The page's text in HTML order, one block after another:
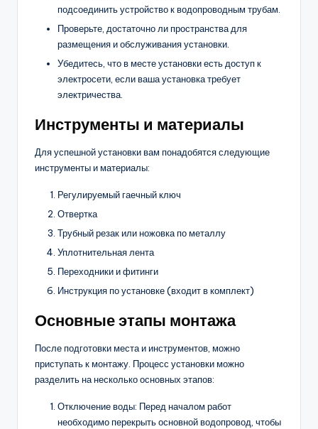
подсоединить устройство к водопроводным трубам.
Проверьте, достаточно ли пространства для
размещения и обслуживания установки.
Убедитесь, что в месте установки есть доступ к
электросети, если ваша установка требует
электричества.
Инструменты и материалы
Для успешной установки вам понадобятся следующие
инструменты и материалы:
Регулируемый гаечный ключ
Отвертка
Трубный резак или ножовка по металлу
Уплотнительная лента
Переходники и фитинги
Инструкция по установке (входит в комплект)
Основные этапы монтажа
После подготовки места и инструментов, можно
приступать к монтажу. Процесс установки можно
разделить на несколько основных этапов:
Отключение воды: Перед началом работ
необходимо перекрыть основной водопровод, чтобы